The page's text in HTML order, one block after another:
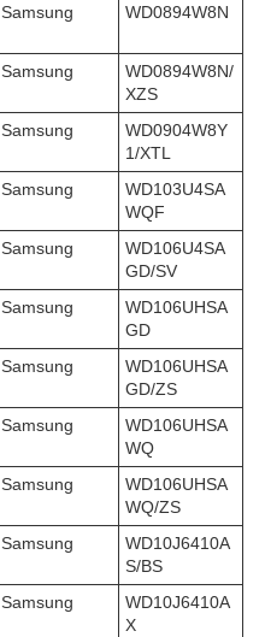
Samsung WD0894W8N
Samsung
WD0894W8N/
XZS
Samsung
WD0904W8Y
1/XTL
Samsung
WD103U4SA
WQF
Samsung
WD106U4SA
GD/SV
Samsung
WD106UHSA
GD
Samsung
WD106UHSA
GD/ZS
Samsung
WD106UHSA
WQ
Samsung
WD106UHSA
WQ/ZS
Samsung
WD10J6410A
S/BS
Samsung
WD10J6410A
X